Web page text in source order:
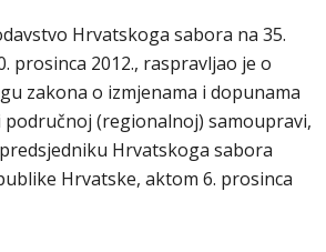
Hrvatskoga sabora na 35.
prosinca 2012., raspravljao je o
zakona o izmjenama i dopunama
(regionalnoj) samoupravi,
Hrvatskoga sabora
Hrvatske, aktom 6. prosinca